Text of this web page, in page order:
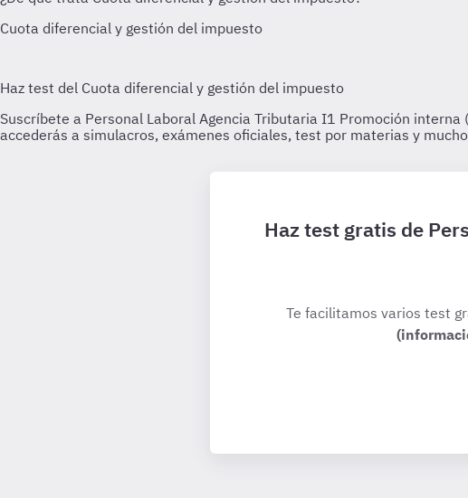
Haz test gratis de
Te facilitamos varios test